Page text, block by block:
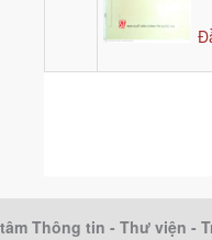
Thông tin - Thư viện -